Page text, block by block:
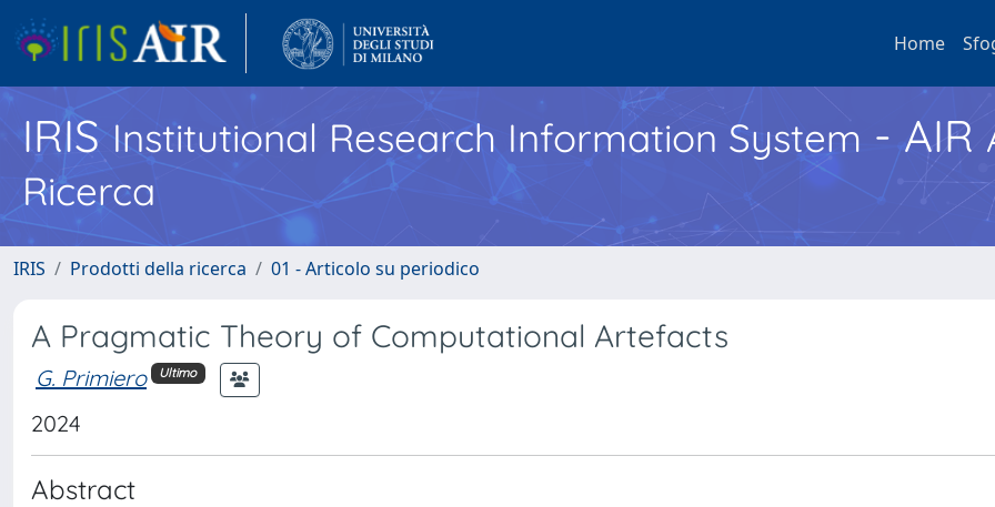
Home
IRISInstitutional Research Information System - AIR
Ricerca
IRIS Prodotti della ricerca 01 - Articolo su periodico
A Pragmatic Theory of Computational Artefacts
G. Primiero Ultimo
2024
Abstract